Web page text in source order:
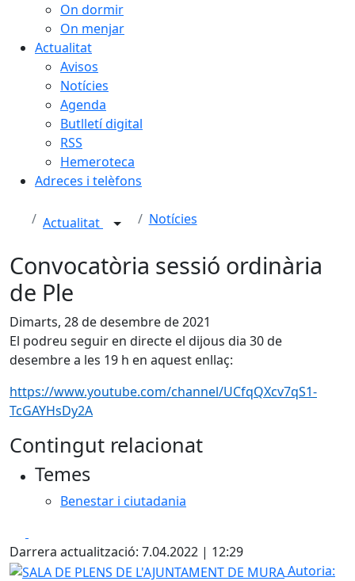
On dormir
On menjar
Actualitat
Avisos
Notícies
Agenda
Butlletí digital
RSS
Hemeroteca
Adreces i telèfons
Actualitat Notícies
Convocatòria sessió ordinària
de Ple
Dimarts, 28 de desembre de 2021
El podreu seguir en directe el dijous dia 30 de
desembre a les 19 h en aquest enllaç:
https://www.youtube.com/channel/UCfqQXcv7qS1-
TcGAYHsDy2A
Contingut relacionat
Temes
Benestar i ciutadania
Darrera actualització: 7.04.2022 | 12:29
SALA DE PLENS DE L'AJUNTAMENT DE MURA
Autoria: